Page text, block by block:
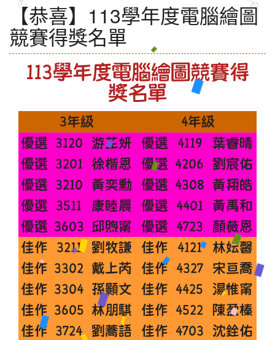
【恭喜】113學年度電腦繪圖
競賽得獎名單
113學年度電腦繪圖競賽得
獎名單
3年級
4年級
優選 3120 游芷妍 優選 4119
葉睿晴
優選 3201 徐楷恩 優選 4206
劉宸佑
優選 3210 黃奕勳 優選 4308 黃翔皓
優選
3511 康睦晨 優選 4401
黃禹和
優選 3603 邱煦甯 優選 4723
顏薇恩
佳作
3211 劉牧謙 佳作 4121
林妘馨
佳作 3302 戴上芮 佳作 4327
宋亘喬
佳作 3304 孫顥文 佳作 4425
湯惟甯
佳作 3605 林朋騏 佳作 4522
陳盈榛
佳作 3724 劉蕎語 佳作 4703
沈銓佑